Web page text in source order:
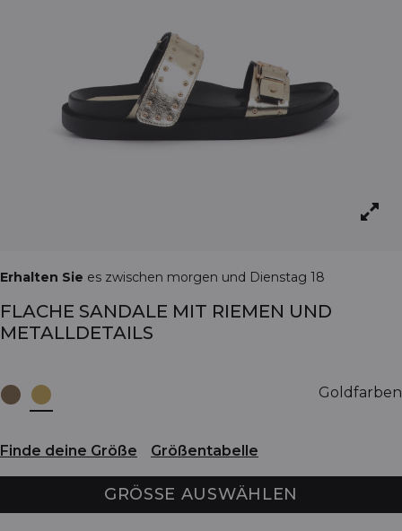
Erhalten Sie es zwischen morgen und Dienstag 18
FLACHE SANDALE MIT RIEMEN UND
METALLDETAILS
Goldfarben
Finde deine Größe Größentabelle
GRÖSSE AUSWÄHLEN